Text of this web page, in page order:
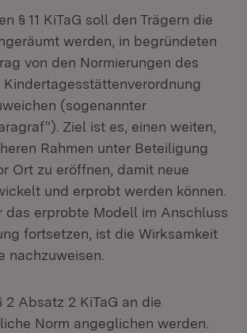
§ 11 KiTaG soll den Trägern die
werden, in begründeten
von den Normierungen des
Kindertagesstättenverordnung
(sogenannter
Ziel ist es, einen weiten,
Rahmen unter Beteiligung
Ort zu eröffnen, damit neue
und erprobt werden können.
das erprobte Modell im Anschluss
fortsetzen, ist die Wirksamkeit
nachzuweisen.
Absatz 2 KiTaG an die
Norm angeglichen werden.